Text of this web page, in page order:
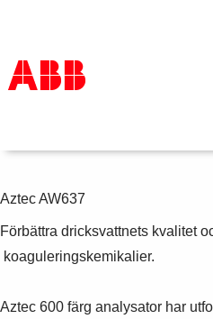
Produkter och tjänster
Service
Här kan du köpa
Kontakta oss
Aztec AW637
Förbättra dricksvattnets kvalitet
koaguleringskemikalier.
Aztec 600 färg analysator har